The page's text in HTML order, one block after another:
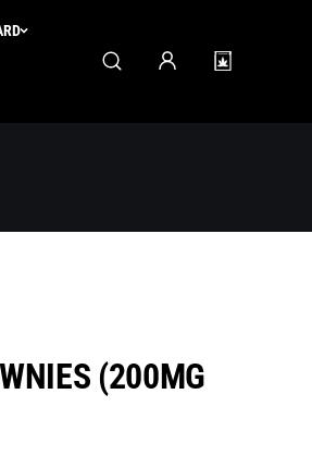
(200MG